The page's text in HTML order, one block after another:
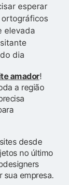
esperar
elevada
dia
amador!
a região
desde
no último
sua empresa.